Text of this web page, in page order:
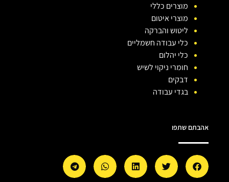
מוצרים כללי
מוצרי איטום
ליטוש והברקה
כלי עבודה חשמליים
כלי יהלום
חומרי ניקוי לשיש
דבקים
בגדי עבודה
אהבתם שתפו